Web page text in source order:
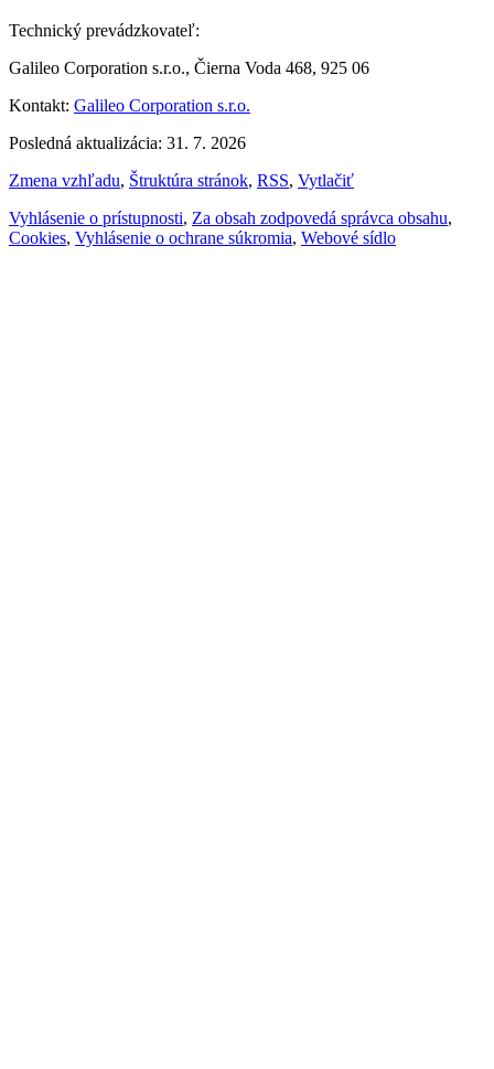
Technický prevádzkovateľ:
Galileo Corporation s.r.o., Čierna Voda 468, 925 06
Kontakt: Galileo Corporation s.r.o.
Posledná aktualizácia: 31. 7. 2026
Zmena vzhľadu, Štruktúra stránok, RSS, Vytlačiť
Vyhlásenie o prístupnosti, Za obsah zodpovedá správca obsahu,
Cookies, Vyhlásenie o ochrane súkromia, Webové sídlo